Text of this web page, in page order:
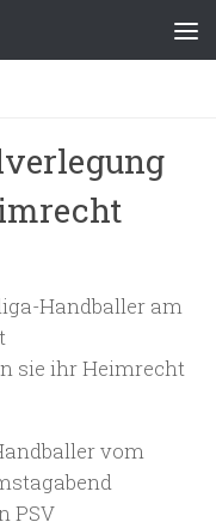
Handballer am
sie ihr Heimrecht
vom
PSV